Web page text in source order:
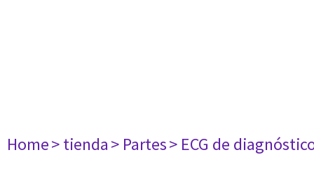
Home> tienda> Partes> ECG de